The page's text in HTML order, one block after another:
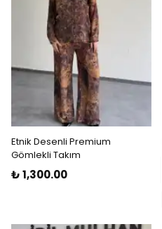
Etnik Desenli Premium
Gömlekli Takım
₺ 1,300.00